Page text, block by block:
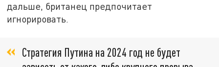
дальше, британец предпочитает
игнорировать.
Стратегия Путина на 2024 год не будет